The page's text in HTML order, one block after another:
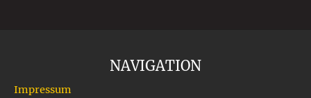
NAVIGATION
Impressum